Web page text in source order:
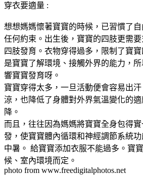
穿衣要適量 :
想想媽媽懷著寶寶的時候，已習慣了
任何約束。出生後，寶寶的四肢更需
四肢發育。衣物穿得過多，限制了寶
是寶寶了解環境、接觸外界的能力，
響寶寶發育呀。
寶寶穿得太多，一旦活動便會容易出
涼，也降低了身體對外界氣溫變化的
降。
而且，往往因為媽媽將寶寶全身包得
發，使寶寶體內循環和神經調節系統
中暑。 給寶寶添加衣服不能過多。寶
候、室內環境而定。
photo from www.freedigitalphotos.net